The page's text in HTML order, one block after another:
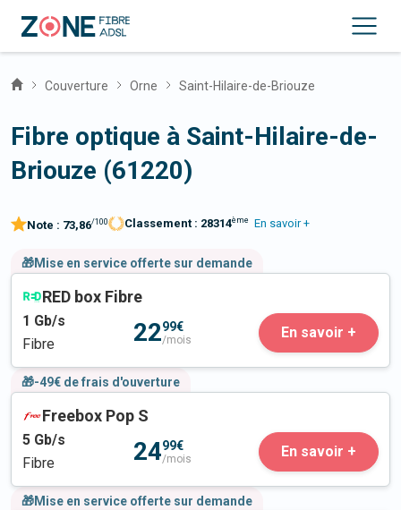
Couverture Orne Saint-Hilaire-de-Briouze
Fibre optique à Saint-Hilaire-de-
Briouze (61220)
Note : 73,86/100 Classement : 28314ème En savoir +
🎁Mise en service offerte sur demande
RED box Fibre
1 Gb/s
Fibre
2299€
/mois En savoir +
🎁-49€ de frais d'ouverture
Freebox Pop S
5 Gb/s
Fibre
2499€
/mois En savoir +
🎁Mise en service offerte sur demande